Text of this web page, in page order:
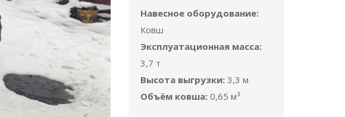
Навесное оборудование:
Ковш
Эксплуатационная масса:
3,7 т
Высота выгрузки: 3,3 м
Объём ковша: 0,65 м³